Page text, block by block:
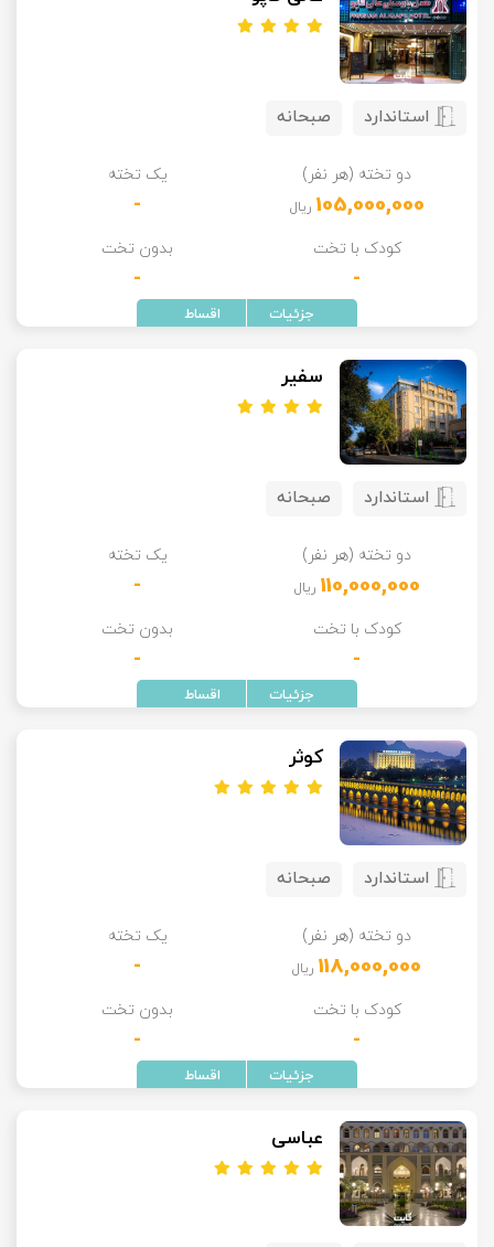
استاندارد صبحانه
دو تخته (هر نفر)
105,000,000 ریال
یک تخته
-
کودک با تخت
-
بدون تخت
-
سفیر
استاندارد صبحانه
دو تخته (هر نفر)
110,000,000 ریال
یک تخته
-
کودک با تخت
-
بدون تخت
-
کوثر
استاندارد صبحانه
دو تخته (هر نفر)
118,000,000 ریال
یک تخته
-
کودک با تخت
-
بدون تخت
-
عباسی